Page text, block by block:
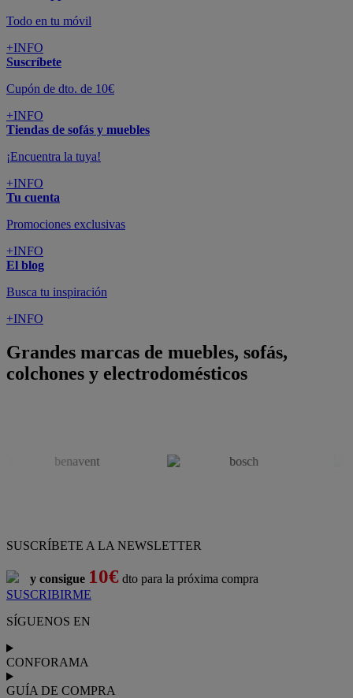
Todo en tu móvil
+INFO
Suscríbete
Cupón de dto. de 10€
+INFO
Tiendas de sofás y muebles
¡Encuentra la tuya!
+INFO
Tu cuenta
Promociones exclusivas
+INFO
El blog
Busca tu inspiración
+INFO
Grandes marcas de muebles, sofás,
colchones y electrodomésticos
SUSCRÍBETE A LA NEWSLETTER
y consigue 10€ dto para la próxima compra
SUSCRIBIRME
SÍGUENOS EN
CONFORAMA
GUÍA DE COMPRA